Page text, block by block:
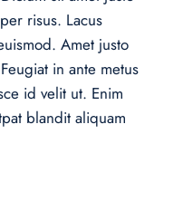
risus. Lacus
Amet justo
in ante metus
id velit ut. Enim
blandit aliquam